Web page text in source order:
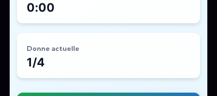
0:00
Donne actuelle
1/4